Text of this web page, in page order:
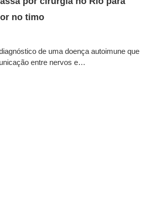
no timo
de uma doença autoimune que
entre nervos e…